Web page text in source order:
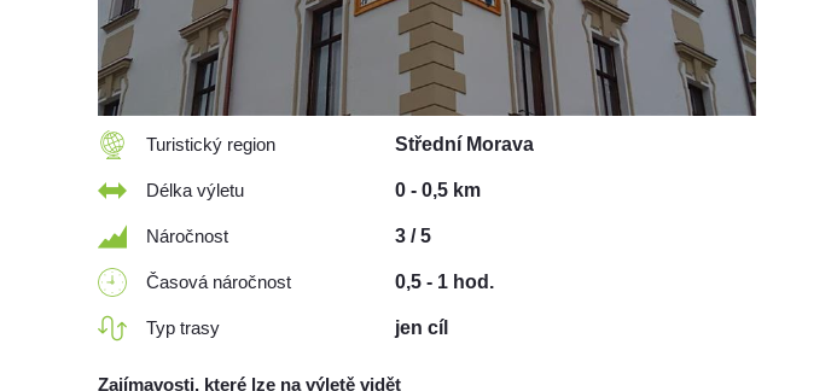
Turistický region Střední Morava
Délka výletu 0 - 0,5 km
Náročnost 3 / 5
Časová náročnost 0,5 - 1 hod.
Typ trasy jen cíl
Zajímavosti, které lze na výletě vidět